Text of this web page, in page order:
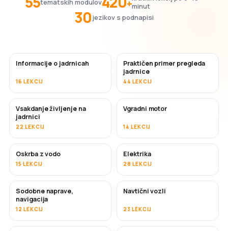
tematskih modulov +minut
30jezikov s podnapisi
Informacije o jadrnicah
16 LEKCIJ
Praktičen primer pregleda
jadrnice
44 LEKCIJ
Vsakdanje življenje na
jadrnici
22 LEKCIJ
Vgradni motor
14 LEKCIJ
Oskrba z vodo
15 LEKCIJ
Elektrika
28 LEKCIJ
Sodobne naprave,
navigacija
12 LEKCIJ
Navtični vozli
23 LEKCIJ